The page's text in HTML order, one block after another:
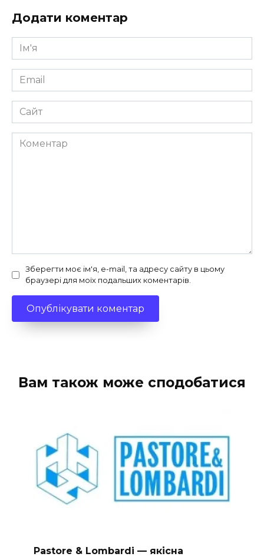
Додати коментар
Ім'я
*
Email
*
Сайт
Коментар
Зберегти моє ім'я, e-mail, та адресу сайту в цьому
браузері для моїх подальших коментарів.
Вам також може сподобатися
Pastore & Lombardi — якісна